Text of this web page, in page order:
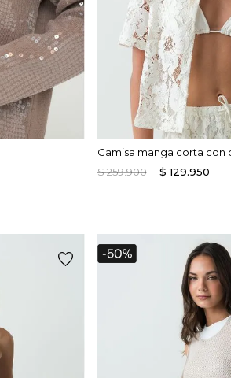
Camisa manga corta con
$259.900 $ 129.950